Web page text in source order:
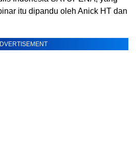
itu dipandu oleh Anick HT dan